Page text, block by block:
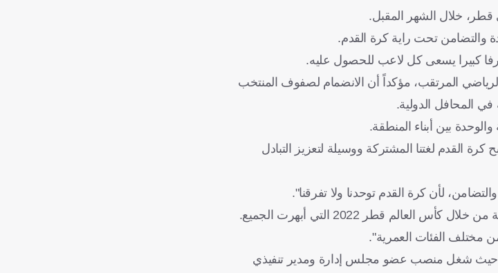
قطر، خلال الشهر المقبل.
والتضامن تحت راية كرة القدم.
كبيرا يسعى كل لاعب للحصول عليه.
المرتقب، مؤكداً أن الانضمام لصفوف المنتخب
في المحافل الدولية.
بين أبناء المنطقة.
القدم لغتنا المشتركة ووسيلة لتعزيز التبادل
لأن كرة القدم توحدنا ولا تفرقنا".
وعن الإنجازات القطرية، علق بوهندي "أثبتت دولة قطر، للعالم، التميز العربي في الاستضافة من خلال كأس العالم قطر 2022 التي أبهرت الجميع.
مختلف الفئات العمرية".
حيث شغل منصب عضو مجلس إدارة ومدير تنفيذي